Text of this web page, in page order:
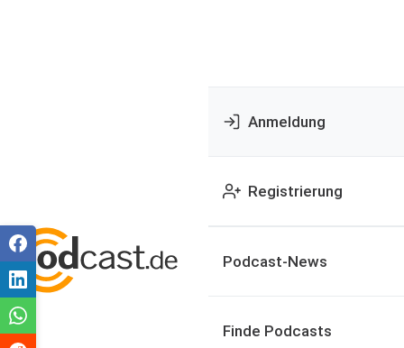
Anmeldung
Registrierung
Podcast-News
Finde Podcasts